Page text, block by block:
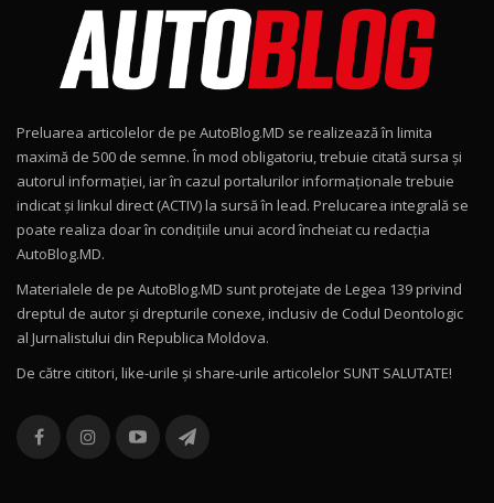
15:08
Noul Geely EX2 / Test Drive AutoBlog.MD
15:22
Mercedes-AMG E 53 HYBRID 4MATIC+ / Test
Drive AutoBlog.MD
16:27
11
Noul Volvo ES90 / Test Drive AutoBlog.MD
12
Noul MG HS / Test Drive AutoBlog.MD
16:48
13
combină aventura cu luxul / AutoBlog.MD
36:08
Preluarea articolelor de pe AutoBlog.MD se realizează în limita
maximă de 500 de semne. În mod obligatoriu, trebuie citată sursa și
autorul informației, iar în cazul portalurilor informaționale trebuie
indicat și linkul direct (ACTIV) la sursă în lead. Prelucarea integrală se
poate realiza doar în condițiile unui acord încheiat cu redacţia
AutoBlog.MD.
Materialele de pe AutoBlog.MD sunt protejate de Legea 139 privind
dreptul de autor și drepturile conexe, inclusiv de Codul Deontologic
al Jurnalistului din Republica Moldova.
De către cititori, like-urile şi share-urile articolelor SUNT SALUTATE!